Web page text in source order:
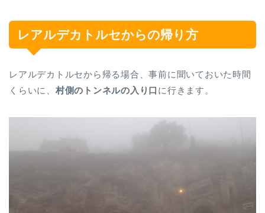
レアルデカトルセからの帰り方
レアルデカトルセから帰る場合、事前に聞いておいた時間
くらいに、 村側のトンネルの入り口 に行きます。